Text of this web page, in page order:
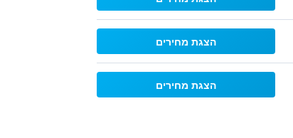
הצגת מחירים
הצגת מחירים